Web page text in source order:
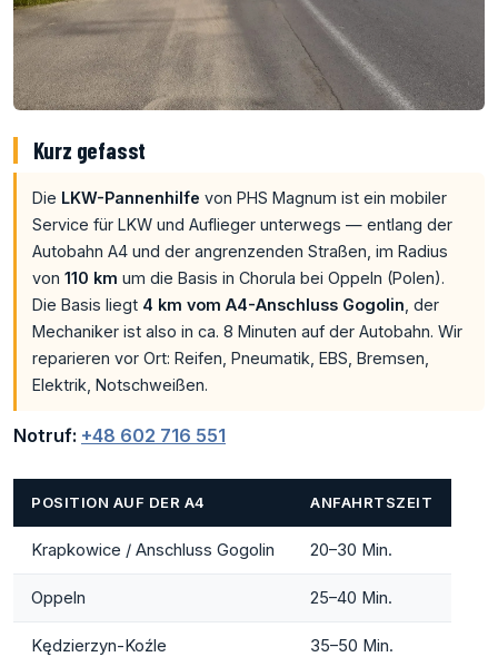
Kurz gefasst
Die LKW-Pannenhilfe von PHS Magnum ist ein mobiler
Service für LKW und Auflieger unterwegs — entlang der
Autobahn A4 und der angrenzenden Straßen, im Radius
von 110 km um die Basis in Chorula bei Oppeln (Polen).
Die Basis liegt 4 km vom A4-Anschluss Gogolin , der
Mechaniker ist also in ca. 8 Minuten auf der Autobahn. Wir
reparieren vor Ort: Reifen, Pneumatik, EBS, Bremsen,
Elektrik, Notschweißen.
Notruf: +48 602 716 551
POSITION AUF DER A4 ANFAHRTSZEIT
Krapkowice / Anschluss Gogolin 20–30 Min.
Oppeln 25–40 Min.
Kędzierzyn-Koźle 35–50 Min.